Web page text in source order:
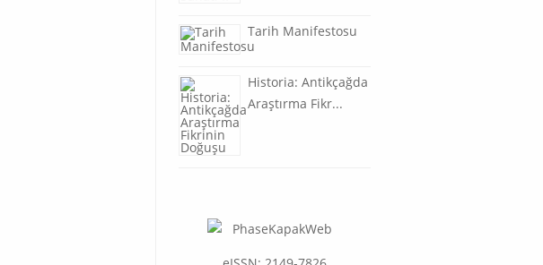
Tarih Manifestosu
Historia: Antikçağda
Araştırma Fikr...